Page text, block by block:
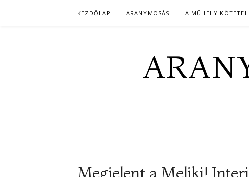
KEZDŐLAP ARANYMOSÁS A MŰHELY KÖTETEI
Megjelent a Meliki!